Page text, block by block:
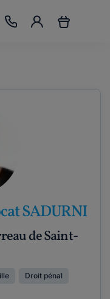
SADURNI
de Saint-
Droit pénal